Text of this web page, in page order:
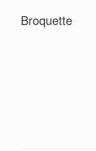
Broquette